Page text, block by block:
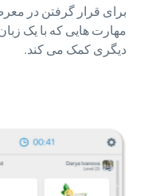
برای قرار گرفتن در
مهارت هایی که با یک
دیگری کمک می کند.